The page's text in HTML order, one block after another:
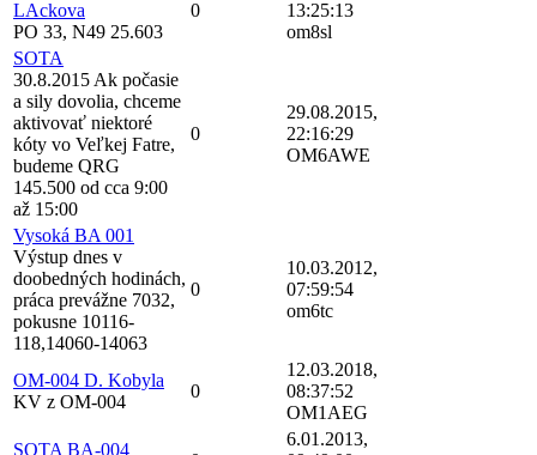
LAckova
PO 33, N49 25.603
0
13:25:13
om8sl
SOTA
30.8.2015 Ak počasie
a sily dovolia, chceme
aktivovať niektoré
kóty vo Veľkej Fatre,
budeme QRG
145.500 od cca 9:00
až 15:00
0
29.08.2015,
22:16:29
OM6AWE
Vysoká BA 001
Výstup dnes v
doobedných hodinách,
práca prevážne 7032,
pokusne 10116-
118,14060-14063
0
10.03.2012,
07:59:54
om6tc
OM-004 D. Kobyla
KV z OM-004
0
12.03.2018,
08:37:52
OM1AEG
SOTA BA-004
6.01.2013,